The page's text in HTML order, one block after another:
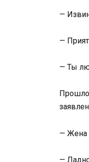
—
—
— Ты
— Жена
—